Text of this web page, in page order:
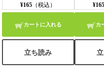
¥165 （税込）
カートに入れる
立ち読み
¥165
カ